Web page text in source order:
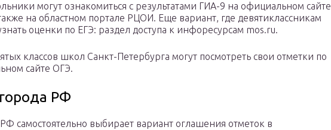
могут ознакомиться с результатами ГИА-9 на официальном сайте
на областном портале РЦОИ. Еще вариант, где девятиклассникам
оценки по ЕГЭ: раздел доступа к инфоресурсам mos.ru.
классов школ Санкт-Петербурга могут посмотреть свои отметки по
сайте ОГЭ.
РФ
самостоятельно выбирает вариант оглашения отметок в